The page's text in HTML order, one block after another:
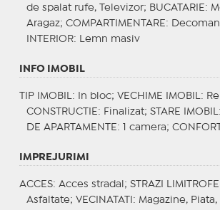
de spalat rufe, Televizor; BUCATARIE :
Aragaz; COMPARTIMENTARE :
INTERIOR: Lemn masiv
INFO IMOBIL
TIP IMOBIL : In bloc; VECHIME IMOBIL :
CONSTRUCTIE : Finalizat; STARE IMOBIL
DE APARTAMENTE : 1 camera; CONFORT
IMPREJURIMI
ACCES: Acces stradal; STRAZI LIMITROFE
Asfaltate; VECINATATI : Magazine, Piata,